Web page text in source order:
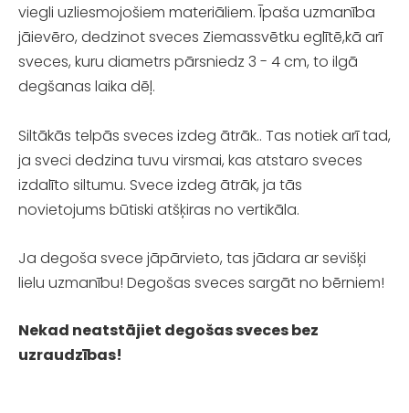
viegli uzliesmojošiem materiāliem. Īpaša uzmanība
jāievēro, dedzinot sveces Ziemassvētku eglītē,kā arī
sveces, kuru diametrs pārsniedz 3 - 4 cm, to ilgā
degšanas laika dēļ.
Siltākās telpās sveces izdeg ātrāk.. Tas notiek arī tad,
ja sveci dedzina tuvu virsmai, kas atstaro sveces
izdalīto siltumu. Svece izdeg ātrāk, ja tās
novietojums būtiski atšķiras no vertikāla.
Ja degoša svece jāpārvieto, tas jādara ar sevišķi
lielu uzmanību! Degošas sveces sargāt no bērniem!
Nekad neatstājiet degošas sveces bez
uzraudzības!